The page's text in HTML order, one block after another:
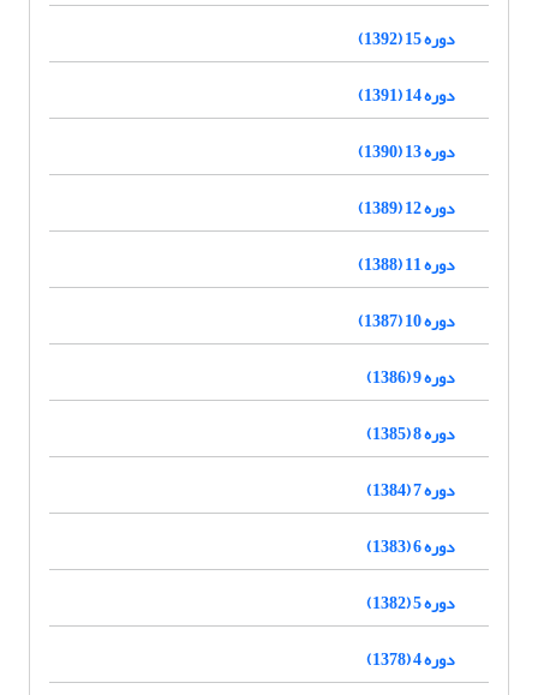
دوره 15 (1392)
دوره 14 (1391)
دوره 13 (1390)
دوره 12 (1389)
دوره 11 (1388)
دوره 10 (1387)
دوره 9 (1386)
دوره 8 (1385)
دوره 7 (1384)
دوره 6 (1383)
دوره 5 (1382)
دوره 4 (1378)